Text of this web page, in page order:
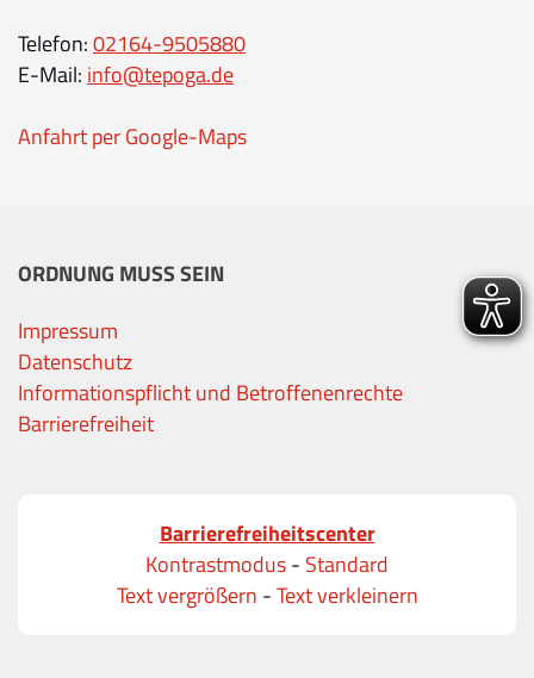
Telefon:02164-9505880
E-Mail: info@tepoga.de
Anfahrt per Google-Maps
ORDNUNG MUSS SEIN
Impressum
Datenschutz
Informationspflicht und Betroffenenrechte
Barrierefreiheit
Barrierefreiheitscenter
Kontrastmodus- Standard
Text vergrößern -Text verkleinern